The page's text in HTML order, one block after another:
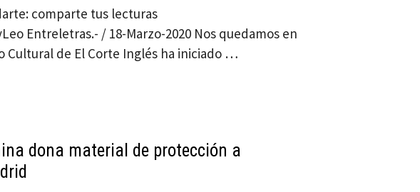
comparte tus lecturas
Entreletras.- / 18-Marzo-2020 Nos quedamos en
Cultural de El Corte Inglés ha iniciado …
dona material de protección a